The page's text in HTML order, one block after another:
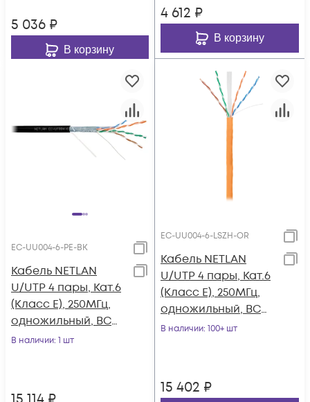
5 036 ₽
В корзину
4 612 ₽
В корзину
EC-UU004-6-PE-BK
Кабель NETLAN
U/UTP 4 пары, Кат.6
(Класс E), 250МГц,
одножильный, BC
(чистая медь),
В наличии: 1 шт
EC-UU004-6-LSZH-OR
Кабель NETLAN
U/UTP 4 пары, Кат.6
(Класс E), 250МГц,
одножильный, BC
(чистая медь),
В наличии: 100+ шт
15 402 ₽